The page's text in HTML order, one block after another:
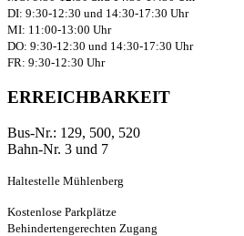
DI: 9:30-12:30 und 14:30-17:30 Uhr
MI: 11:00-13:00 Uhr
DO: 9:30-12:30 und 14:30-17:30 Uhr
FR: 9:30-12:30 Uhr
ERREICHBARKEIT
Bus-Nr.: 129, 500, 520
Bahn-Nr. 3 und 7
Haltestelle Mühlenberg
Kostenlose Parkplätze
Behindertengerechten Zugang